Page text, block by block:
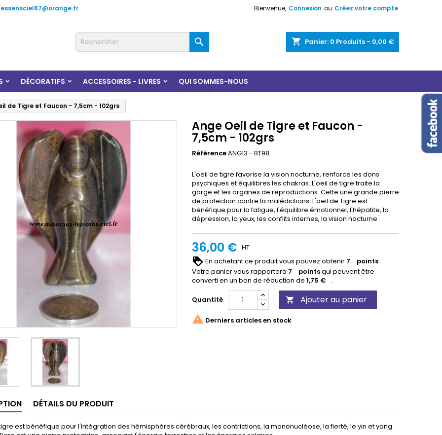
Bienvenue, Connexion ou Créez votre compte
shopping_cart Panier: 0 Produits - 0,00 €

DÉCORATIFS ACCESSOIRES - LIVRES QUI SOMMES-NOUS
de Tigre et Faucon - 7,5cm - 102grs
Ange Oeil de Tigre et Faucon -
7,5cm - 102grs
RéférenceANG13 - BT98
L'oeil de tigre favorise la vision nocturne, renforce les dons
psychiques et équilibres les chakras. L'oeil de tigre traite la
gorge et les organes de reproductions. Cette une grande pierre
de protection contre la malédictions. L'oeil de Tigre est
bénéfique pour la fatigue, l'équilibre émotionnel, l'hépatite, la
dépression, la yeux, les conflits internes, la vision nocturne
36,00 € HT
En achetant ce produit vous pouvez obtenir 7 points .
Votre panier vous rapportera 7 pointsqui peuvent être
converti en un bon de réduction de 1,75 € .
Quantité  Ajouter au panier
 Derniers articles en stock
DÉTAILS DU PRODUIT
est bénéfique pour l'intégration des hémisphères cérébraux, les contrictions, la mononucléose, la fierté, le yin et yang.